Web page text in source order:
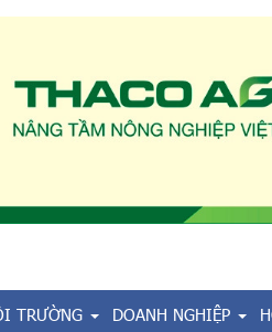
TRƯỜNG DOANH NGHIỆP